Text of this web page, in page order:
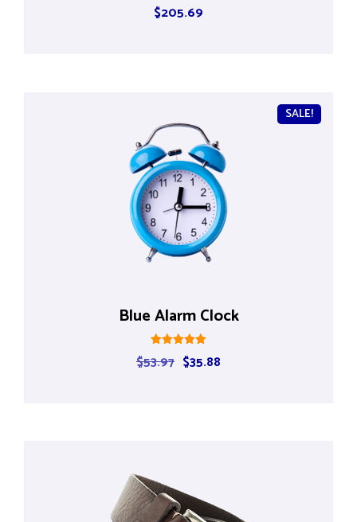
5.00
$205.69
SALE!
Blue Alarm Clock
Rated
5.00
$53.97 $35.88